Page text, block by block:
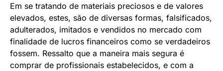
Em se tratando de materiais preciosos e de valores
elevados, estes, são de diversas formas, falsificados,
adulterados, imitados e vendidos no mercado com
finalidade de lucros financeiros como se verdadeiros
fossem. Ressalto que a maneira mais segura é
comprar de profissionais estabelecidos, e com a